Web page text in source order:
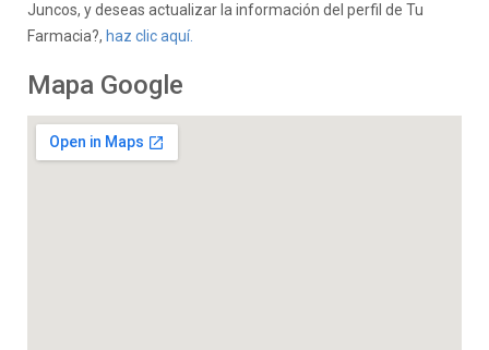
Juncos, y deseas actualizar la información del perfil de Tu
Farmacia?, haz clic aquí.
Mapa Google